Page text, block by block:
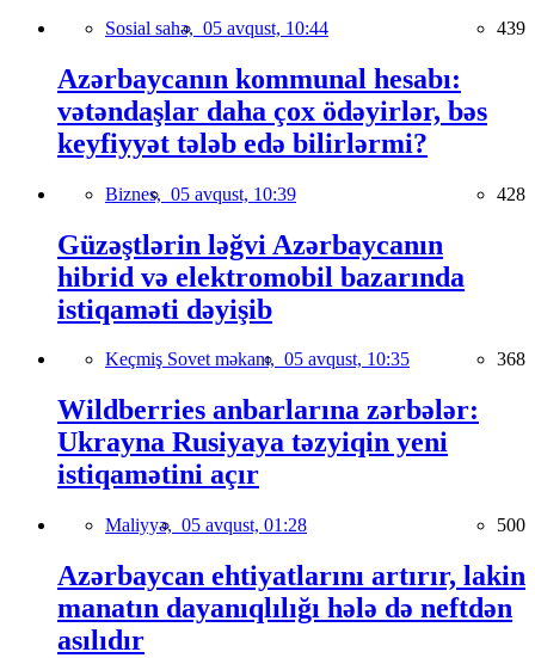
Sosial sahə, 05 avqust, 10:44 439
Azərbaycanın kommunal hesabı:
vətəndaşlar daha çox ödəyirlər, bəs
keyfiyyət tələb edə bilirlərmi?
Biznes, 05 avqust, 10:39 428
Güzəştlərin ləğvi Azərbaycanın
hibrid və elektromobil bazarında
istiqaməti dəyişib
Keçmiş Sovet məkanı, 05 avqust, 10:35 368
Wildberries anbarlarına zərbələr:
Ukrayna Rusiyaya təzyiqin yeni
istiqamətini açır
Maliyyə, 05 avqust, 01:28 500
Azərbaycan ehtiyatlarını artırır, lakin
manatın dayanıqlılığı hələ də neftdən
asılıdır